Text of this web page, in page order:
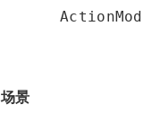
场景